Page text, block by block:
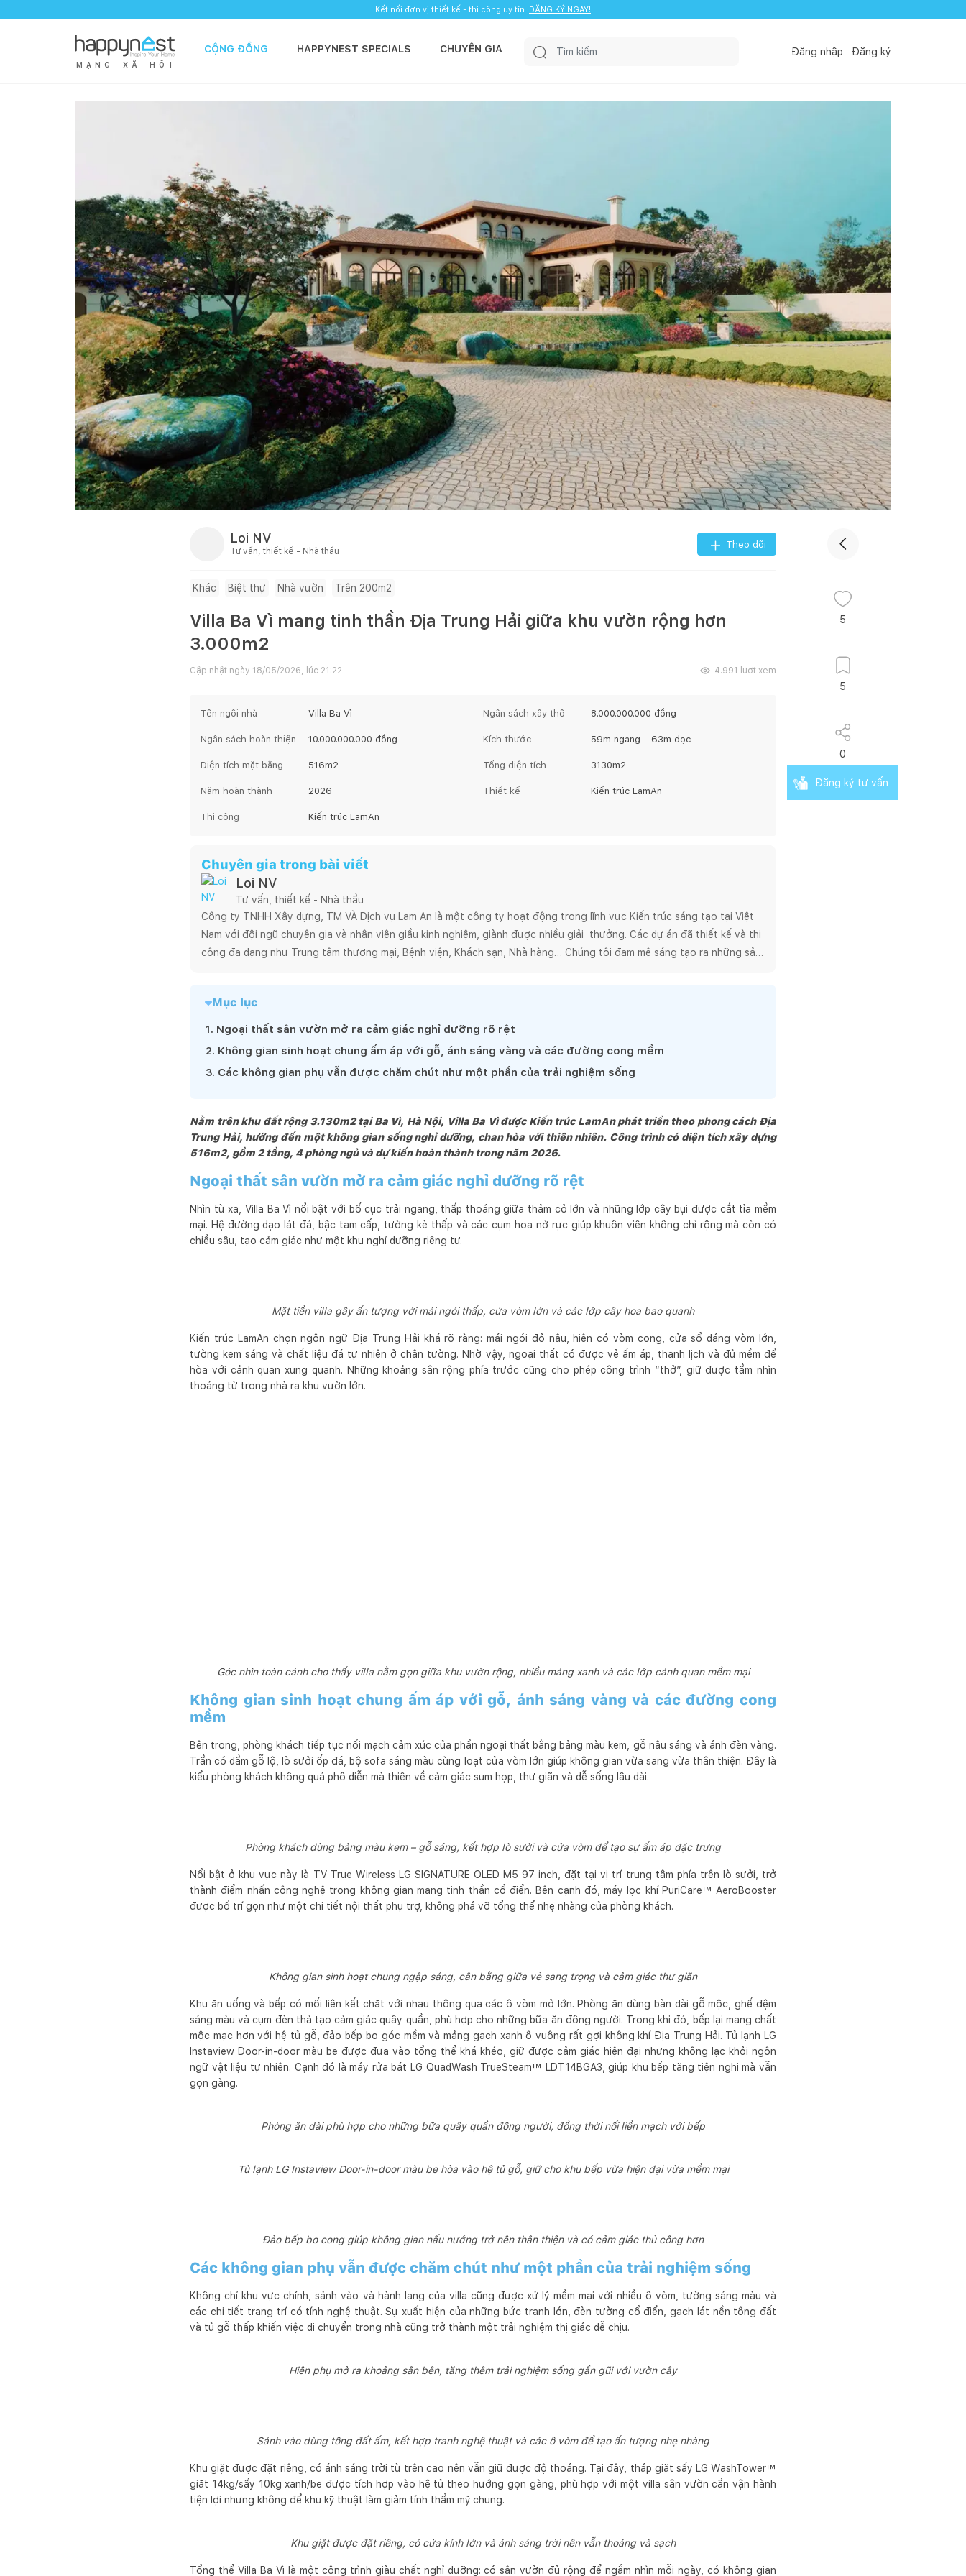
Kết nối đơn vị thiết kế - thi công uy tín. ĐĂNG KÝ NGAY!
M Ạ N G X Ã H Ộ I
CỘNG ĐỒNG HAPPYNEST SPECIALS CHUYÊN GIA Đăng nhập Đăng ký
Loi NV
Tư vấn, thiết kế - Nhà thầu
Theo dõi
Khác Biệt thự Nhà vườn Trên 200m2
Villa Ba Vì mang tinh thần Địa Trung Hải giữa khu vườn rộng hơn
3.000m2
Cập nhật ngày 18/05/2026, lúc 21:22 4.991 lượt xem
Tên ngôi nhà Villa Ba Vì Ngân sách xây thô 8.000.000.000 đồng
Ngân sách hoàn thiện 10.000.000.000 đồng Kích thước 59m ngang 63m dọc
Diện tích mặt bằng 516m2 Tổng diện tích 3130m2
Năm hoàn thành 2026 Thiết kế Kiến trúc LamAn
Thi công Kiến trúc LamAn
Chuyên gia trong bài viết
Loi NV
Tư vấn, thiết kế - Nhà thầu
Công ty TNHH Xây dựng, TM VÀ Dịch vụ Lam An là một công ty hoạt động trong lĩnh vực Kiến trúc sáng tạo tại Việt
Nam với đội ngũ chuyên gia và nhân viên giầu kinh nghiệm, giành được nhiều giải  thưởng. Các dự án đã thiết kế và thi
công đa dạng như Trung tâm thương mại, Bệnh viện, Khách sạn, Nhà hàng… Chúng tôi đam mê sáng tạo ra những sản
nhất với chi phí hiệu quả.
LAMAN hướng tới một kiến trúc bền vững, thân thiện và xuất phát từ cuộc sống. Chúng tôi là một tập thể các kiến
trúc sư và chuyên gia  kỹ thuật tâm huyết, sáng tạo, đề cao các giải pháp thiết kế mang lại giá trị thẩm mĩ  và kinh tế
cho khách hàng.  Chúng tôi cam kết mang lại những giá trị về mặt giải pháp tối ưu không gian, vật liệu thân thiện và
tiết kiệm, phù hợp với nhu cầu cụ thể của từng khách hàng.
những sản phẩm công trình không chỉ tuyệt vời và độ bền cao mà còn là tác phẩm kiến trúc  nghệ thuật, mang tính
thời đại .
Mục lục
1. Ngoại thất sân vườn mở ra cảm giác nghỉ dưỡng rõ rệt
2. Không gian sinh hoạt chung ấm áp với gỗ, ánh sáng vàng và các đường cong mềm
3. Các không gian phụ vẫn được chăm chút như một phần của trải nghiệm sống
Nằm trên khu đất rộng 3.130m2 tại Ba Vì, Hà Nội, Villa Ba Vì được Kiến trúc LamAn phát triển theo phong cách Địa
Trung Hải, hướng đến một không gian sống nghỉ dưỡng, chan hòa với thiên nhiên. Công trình có diện tích xây dựng
516m2, gồm 2 tầng, 4 phòng ngủ và dự kiến hoàn thành trong năm 2026.
Ngoại thất sân vườn mở ra cảm giác nghỉ dưỡng rõ rệt
Nhìn từ xa, Villa Ba Vì nổi bật với bố cục trải ngang, thấp thoáng giữa thảm cỏ lớn và những lớp cây bụi được cắt tỉa mềm
mại. Hệ đường dạo lát đá, bậc tam cấp, tường kè thấp và các cụm hoa nở rực giúp khuôn viên không chỉ rộng mà còn có
chiều sâu, tạo cảm giác như một khu nghỉ dưỡng riêng tư.
Mặt tiền villa gây ấn tượng với mái ngói thấp, cửa vòm lớn và các lớp cây hoa bao quanh
Kiến trúc LamAn chọn ngôn ngữ Địa Trung Hải khá rõ ràng: mái ngói đỏ nâu, hiên có vòm cong, cửa sổ dáng vòm lớn,
tường kem sáng và chất liệu đá tự nhiên ở chân tường. Nhờ vậy, ngoại thất có được vẻ ấm áp, thanh lịch và đủ mềm để
hòa với cảnh quan xung quanh. Những khoảng sân rộng phía trước cũng cho phép công trình “thở”, giữ được tầm nhìn
thoáng từ trong nhà ra khu vườn lớn.
Góc nhìn toàn cảnh cho thấy villa nằm gọn giữa khu vườn rộng, nhiều mảng xanh và các lớp cảnh quan mềm mại
Không gian sinh hoạt chung ấm áp với gỗ, ánh sáng vàng và các đường cong
mềm
Bên trong, phòng khách tiếp tục nối mạch cảm xúc của phần ngoại thất bằng bảng màu kem, gỗ nâu sáng và ánh đèn vàng.
Trần có dầm gỗ lộ, lò sưởi ốp đá, bộ sofa sáng màu cùng loạt cửa vòm lớn giúp không gian vừa sang vừa thân thiện. Đây là
kiểu phòng khách không quá phô diễn mà thiên về cảm giác sum họp, thư giãn và dễ sống lâu dài.
Phòng khách dùng bảng màu kem – gỗ sáng, kết hợp lò sưởi và cửa vòm để tạo sự ấm áp đặc trưng
Nổi bật ở khu vực này là TV True Wireless LG SIGNATURE OLED M5 97 inch, đặt tại vị trí trung tâm phía trên lò sưởi, trở
thành điểm nhấn công nghệ trong không gian mang tinh thần cổ điển. Bên cạnh đó, máy lọc khí PuriCare™ AeroBooster
được bố trí gọn như một chi tiết nội thất phụ trợ, không phá vỡ tổng thể nhẹ nhàng của phòng khách.
Không gian sinh hoạt chung ngập sáng, cân bằng giữa vẻ sang trọng và cảm giác thư giãn
Khu ăn uống và bếp có mối liên kết chặt với nhau thông qua các ô vòm mở lớn. Phòng ăn dùng bàn dài gỗ mộc, ghế đệm
sáng màu và cụm đèn thả tạo cảm giác quây quần, phù hợp cho những bữa ăn đông người. Trong khi đó, bếp lại mang chất
mộc mạc hơn với hệ tủ gỗ, đảo bếp bo góc mềm và mảng gạch xanh ô vuông rất gợi không khí Địa Trung Hải. Tủ lạnh LG
Instaview Door-in-door màu be được đưa vào tổng thể khá khéo, giữ được cảm giác hiện đại nhưng không lạc khỏi ngôn
ngữ vật liệu tự nhiên. Cạnh đó là máy rửa bát LG QuadWash TrueSteam™ LDT14BGA3, giúp khu bếp tăng tiện nghi mà vẫn
gọn gàng.
Phòng ăn dài phù hợp cho những bữa quây quần đông người, đồng thời nối liền mạch với bếp
Tủ lạnh LG Instaview Door-in-door màu be hòa vào hệ tủ gỗ, giữ cho khu bếp vừa hiện đại vừa mềm mại
Đảo bếp bo cong giúp không gian nấu nướng trở nên thân thiện và có cảm giác thủ công hơn
Các không gian phụ vẫn được chăm chút như một phần của trải nghiệm sống
Không chỉ khu vực chính, sảnh vào và hành lang của villa cũng được xử lý mềm mại với nhiều ô vòm, tường sáng màu và
các chi tiết trang trí có tính nghệ thuật. Sự xuất hiện của những bức tranh lớn, đèn tường cổ điển, gạch lát nền tông đất
và tủ gỗ thấp khiến việc di chuyển trong nhà cũng trở thành một trải nghiệm thị giác dễ chịu.
Hiên phụ mở ra khoảng sân bên, tăng thêm trải nghiệm sống gần gũi với vườn cây
Sảnh vào dùng tông đất ấm, kết hợp tranh nghệ thuật và các ô vòm để tạo ấn tượng nhẹ nhàng
Khu giặt được đặt riêng, có ánh sáng trời từ trên cao nên vẫn giữ được độ thoáng. Tại đây, tháp giặt sấy LG WashTower™
giặt 14kg/sấy 10kg xanh/be được tích hợp vào hệ tủ theo hướng gọn gàng, phù hợp với một villa sân vườn cần vận hành
tiện lợi nhưng không để khu kỹ thuật làm giảm tính thẩm mỹ chung.
Khu giặt được đặt riêng, có cửa kính lớn và ánh sáng trời nên vẫn thoáng và sạch
Tổng thể Villa Ba Vì là một công trình giàu chất nghỉ dưỡng: có sân vườn đủ rộng để ngắm nhìn mỗi ngày, có không gian
5
5
0
Đăng ký tư vấn